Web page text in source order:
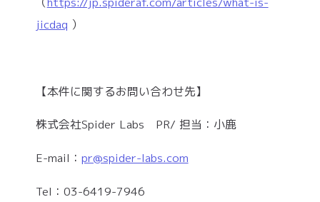
jicdaq ）
【本件に関するお問い合わせ先】
株式会社Spider Labs PR/ 担当：小鹿
E-mail： pr@spider-labs.com
Tel：03-6419-7946